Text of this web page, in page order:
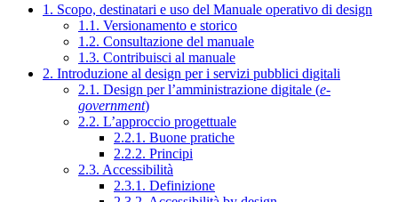
1. Scopo, destinatari e uso del Manuale operativo di design
1.1. Versionamento e storico
1.2. Consultazione del manuale
1.3. Contribuisci al manuale
2. Introduzione al design per i servizi pubblici digitali
2.1. Design per l’amministrazione digitale (e-
government)
2.2. L’approccio progettuale
2.2.1. Buone pratiche
2.2.2. Principi
2.3. Accessibilità
2.3.1. Definizione